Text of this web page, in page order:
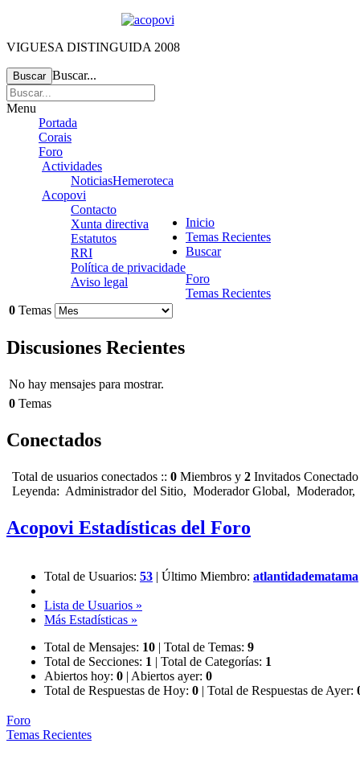
VIGUESA DISTINGUIDA 2008
Buscar Buscar...
Menu
Portada
Corais
Foro
Actividades
NoticiasHemeroteca
Acopovi
Contacto
Xunta directiva
Estatutos
RRI
Política de privacidade
Aviso legal
Inicio
Temas Recientes
Buscar
Foro
Temas Recientes
0 Temas
Discusiones Recientes
No hay mensajes para mostrar.
0 Temas
Conectados
Total de usuarios conectados :: 0 Miembros y 2 Invitados Conectado
Leyenda: Administrador del Sitio, Moderador Global, Moderador
Acopovi Estadísticas del Foro
Total de Usuarios: 53 | Último Miembro: atlantidadematama
Lista de Usuarios »
Más Estadísticas »
Total de Mensajes: 10 | Total de Temas: 9
Total de Secciones: 1 | Total de Categorías: 1
Abiertos hoy: 0 | Abiertos ayer: 0
Total de Respuestas de Hoy: 0 | Total de Respuestas de Ayer:
Foro
Temas Recientes